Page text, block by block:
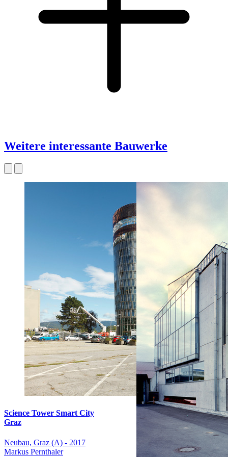
Weitere interessante Bauwerke
Science Tower Smart City
Graz
Neubau, Graz (A) - 2017
Markus Pernthaler